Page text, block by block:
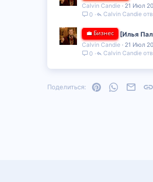
Calvin Candie 21 Июл
0
Calvin Candie
💼 Бизнес [Илья
Calvin Candie 21 Июл
0
Calvin Candie
Поделиться: PinterestWhatsApp